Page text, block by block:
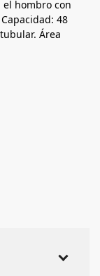
hombro con
48
Área